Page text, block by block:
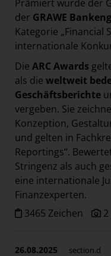
Paradies Garten
Raisin
section.d
Swiss Life Select
The Companion
The Hoxton
Unibail-Rodamco-
Vöslauer
NMK
MEDIA
KONTAKT
Prämiert wurde der
der GRAWE
Kategorie „Financial
internationale
Die ARC Awards
als die weltweit
Geschäftsberichte
vergeben. Sie
Konzeption,
und gelten in
Reportings“.
Stringenz als auch
eine internationale
Finanzexperten.
3465 Zeichen
26.08.2025 section.d